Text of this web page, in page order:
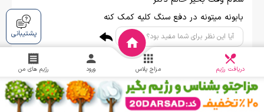
بابونه میتونه در دفع سنگ کلیه کمک کنه
آیا این نظر برای شما مفید بود؟
جاوید 1403/11/07
بابونه ادرار را زیاد میکند و کمک میکند به دفع سنگ
پشتیبانی
دریافت رژیم مزاج پلاس ورود رژیم های من